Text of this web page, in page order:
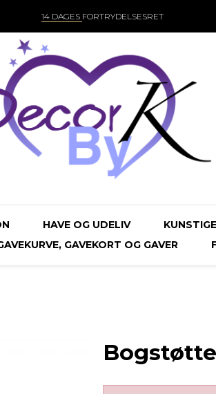
14 DAGES FORTRYDELSESRET
HAVE OG UDELIV
GAVEKORT OG GAVER